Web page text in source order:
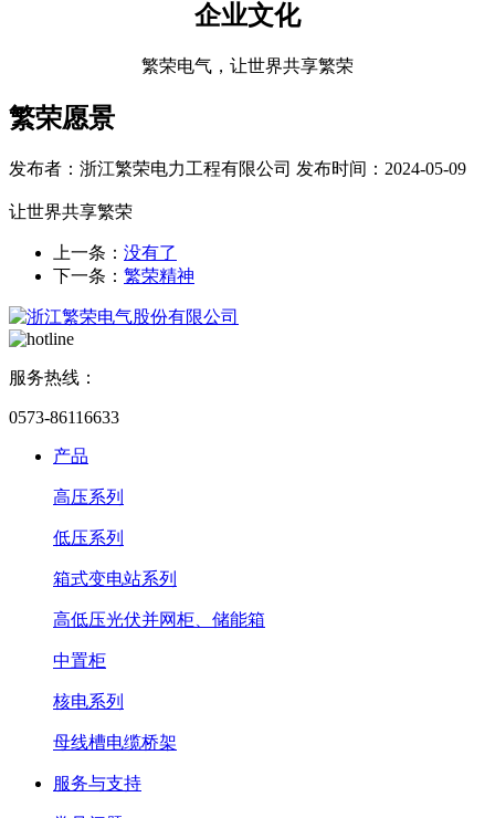
企业文化
繁荣电气，让世界共享繁荣
繁荣愿景
发布者：浙江繁荣电力工程有限公司 发布时间：2024-05-09
让世界共享繁荣
上一条： 没有了
下一条： 繁荣精神
服务热线：
0573-86116633
产品
高压系列
低压系列
箱式变电站系列
高低压光伏并网柜、储能箱
中置柜
核电系列
母线槽电缆桥架
服务与支持